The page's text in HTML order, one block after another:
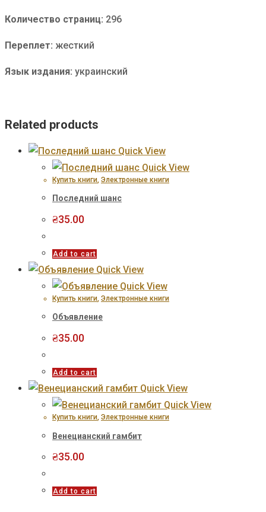
Количество страниц: 296
Переплет: жесткий
Язык издания: украинский
Related products
Quick View
Quick View
Купить книги Электронные книги
Последний шанс
₴35.00
Add to cart
Quick View
Quick View
Купить книги, Электронные книги
Объявление
₴35.00
Add to cart
Quick View
Quick View
Купить книги, Электронные книги
Венецианский гамбит
₴35.00
Add to cart